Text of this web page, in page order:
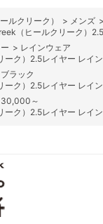
ルクリーク） > メンズ >
（ヒールクリーク）
> レインウェア
ーク）2.5レイヤー レイ
ブラック
ーク）2.5レイヤー レイ
30,000～
ーク）2.5レイヤー レイ